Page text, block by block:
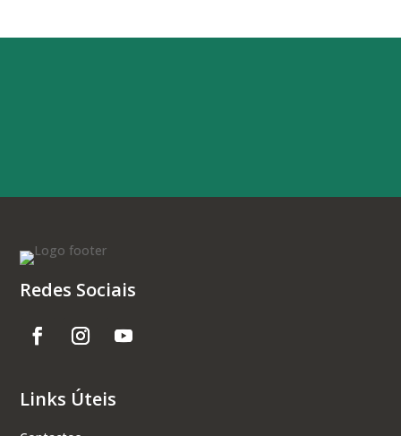
Redes Sociais
Links Úteis